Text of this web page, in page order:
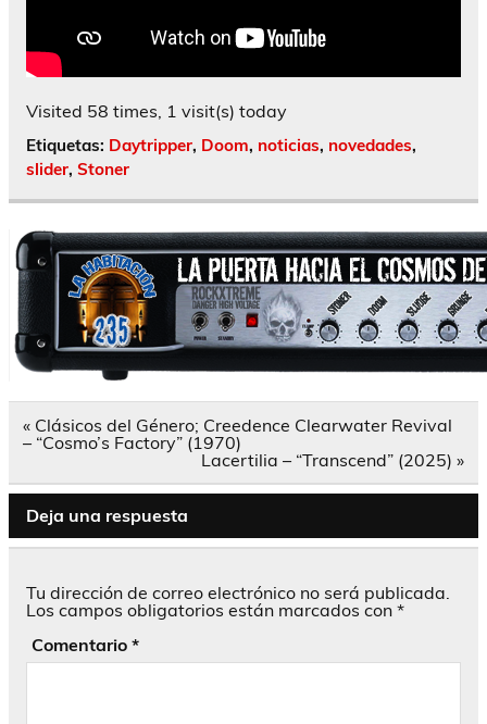
Visited 58 times, 1 visit(s) today
Etiquetas: Daytripper, Doom, noticias, novedades,
slider, Stoner
Navegación
de
« Clásicos del Género; Creedence Clearwater Revival
– “Cosmo’s Factory” (1970)
Lacertilia – “Transcend” (2025) »
Deja una respuesta
Tu dirección de correo electrónico no será publicada.
Los campos obligatorios están marcados con *
Comentario *